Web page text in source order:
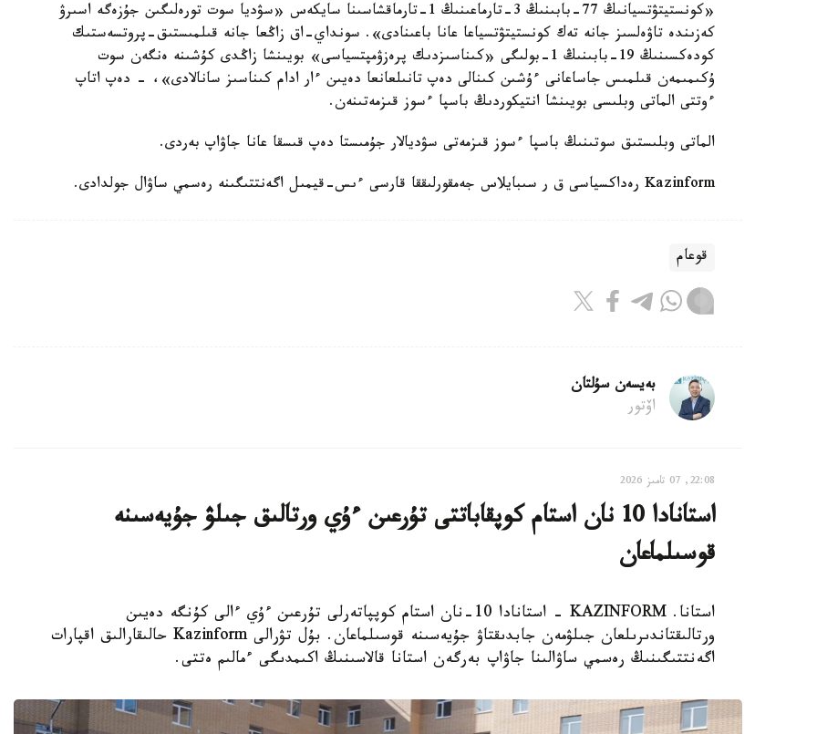
«كونستيتۋتسيانىڭ 77-بابىنىڭ 3-تارماعىنىڭ 1-تارماقشاسىنا سايكەس «سۋديا سوت تورەلىگىن جۇزەگە اسىرۋ
كەزىندە تاۋەلسىز جانە تەك كونستيتۋتسياعا عانا باعىنادى». سونداي-اق زاڭعا جانە قىلمىستىق-پروتسەستىك
كودەكسىنىڭ 19-بابىنىڭ 1-بولىگى «كىناسىزدىك پرەزۋمپتسياسى» بويىنشا زاڭدى كۇشىنە ەنگەن سوت
ۇكىمىمەن قىلمىس جاساعانى ءۇشىن كىنالى دەپ تانىلعانعا دەيىن ءار ادام كىناسىز سانالادى»، - دەپ اتاپ
ءوتتى الماتى وبلىسى بويىنشا انتيكوردىڭ باسپا ءسوز قىزمەتىنەن.
الماتى وبلىستىق سوتىنىڭ باسپا ءسوز قىزمەتى سۋديالار جۇمىستا دەپ قىسقا عانا جاۋاپ بەردى.
Kazinform رەداكسياسى ق ر سىبايلاس جەمقورلىققا قارسى ءىس-قيمىل اگەنتتىگىنە رەسمي ساۋال جولدادى.
قوعام
بەيسەن سۇلتان
اۆتور
22:08, 07 تامىز 2026
استانادا 10 نان استام كوپقاباتتى تۇرعىن ءۇي ورتالىق جىلۋ جۇيەسىنە
قوسىلماعان
استانا. KAZINFORM - استانادا 10-نان استام كوپپاتەرلى تۇرعىن ءۇي ءالى كۇنگە دەيىن
ورتالىقتاندىرىلعان جىلۋمەن جابدىقتاۋ جۇيەسىنە قوسىلماعان. بۇل تۋرالى Kazinform حالىقارالىق اقپارات
اگەنتتىگىنىڭ رەسمي ساۋالىنا جاۋاپ بەرگەن استانا قالاسىنىڭ اكىمدىگى ءمالىم ەتتى.